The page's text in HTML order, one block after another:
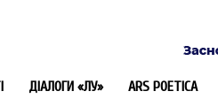
ДІАЛОГИ «ЛУ» ARS POETICA